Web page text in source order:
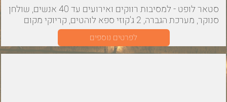
סטאר לופט - למסיבות רווקים ואירועים עד 40 אנשים, שולחן
סנוקר, מערכת הגברה, 2 ג'קוזי ספא לוהטים, קריוקי מקום
למנגל מה צריך יותר מזה?! הזמינו!
לפרטים נוספים